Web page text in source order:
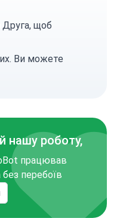
Друга, щоб
Ви можете
нашу роботу,
працював
без перебоїв